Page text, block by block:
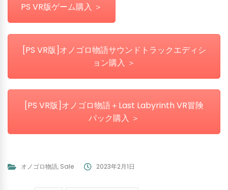
PS VR版ゲーム購入 ＞
[PS VR版]オノゴロ物語サウンドトラックエディシ
ョン購入 ＞
[PS VR版]オノゴロ物語＋Last Labyrinth VR冒険
パック購入 ＞
オノゴロ物語, Sale 2023年2月1日